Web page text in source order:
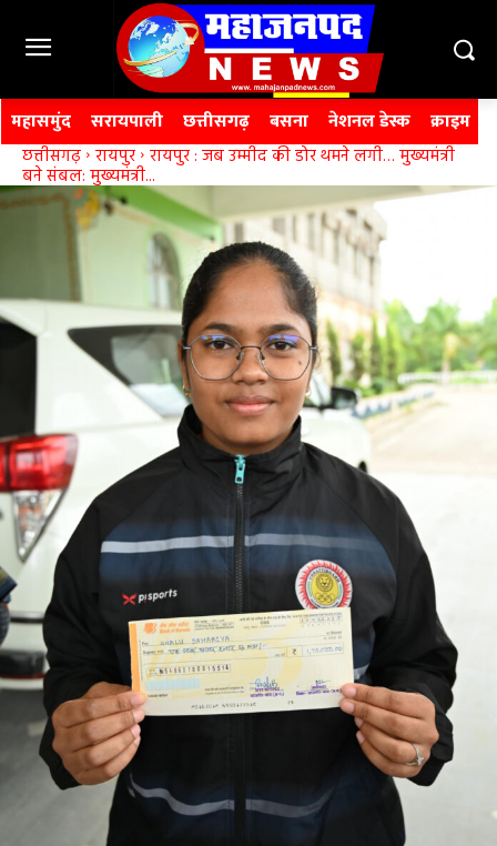
महासमुंद सरायपाली छत्तीसगढ़ बसना नेशनल डेस्क क्राइम
छत्तीसगढ़ रायपुर रायपुर : जब उम्मीद की डोर थमने लगी… मुख्यमंत्री
बने संबल: मुख्यमंत्री...